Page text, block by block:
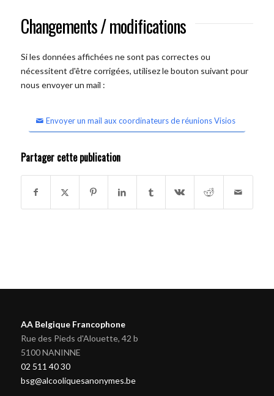
Changements / modifications
Si les données affichées ne sont pas correctes ou
nécessitent d'être corrigées, utilisez le bouton suivant pour
nous envoyer un mail :
Envoyer un mail aux coordinateurs de réunions Visios
Partager cette publication
AA Belgique Francophone
Rue des Pieds d'Alouette, 42 b
5100 NANINNE
02 511 40 30
bsg@alcooliquesanonymes.be